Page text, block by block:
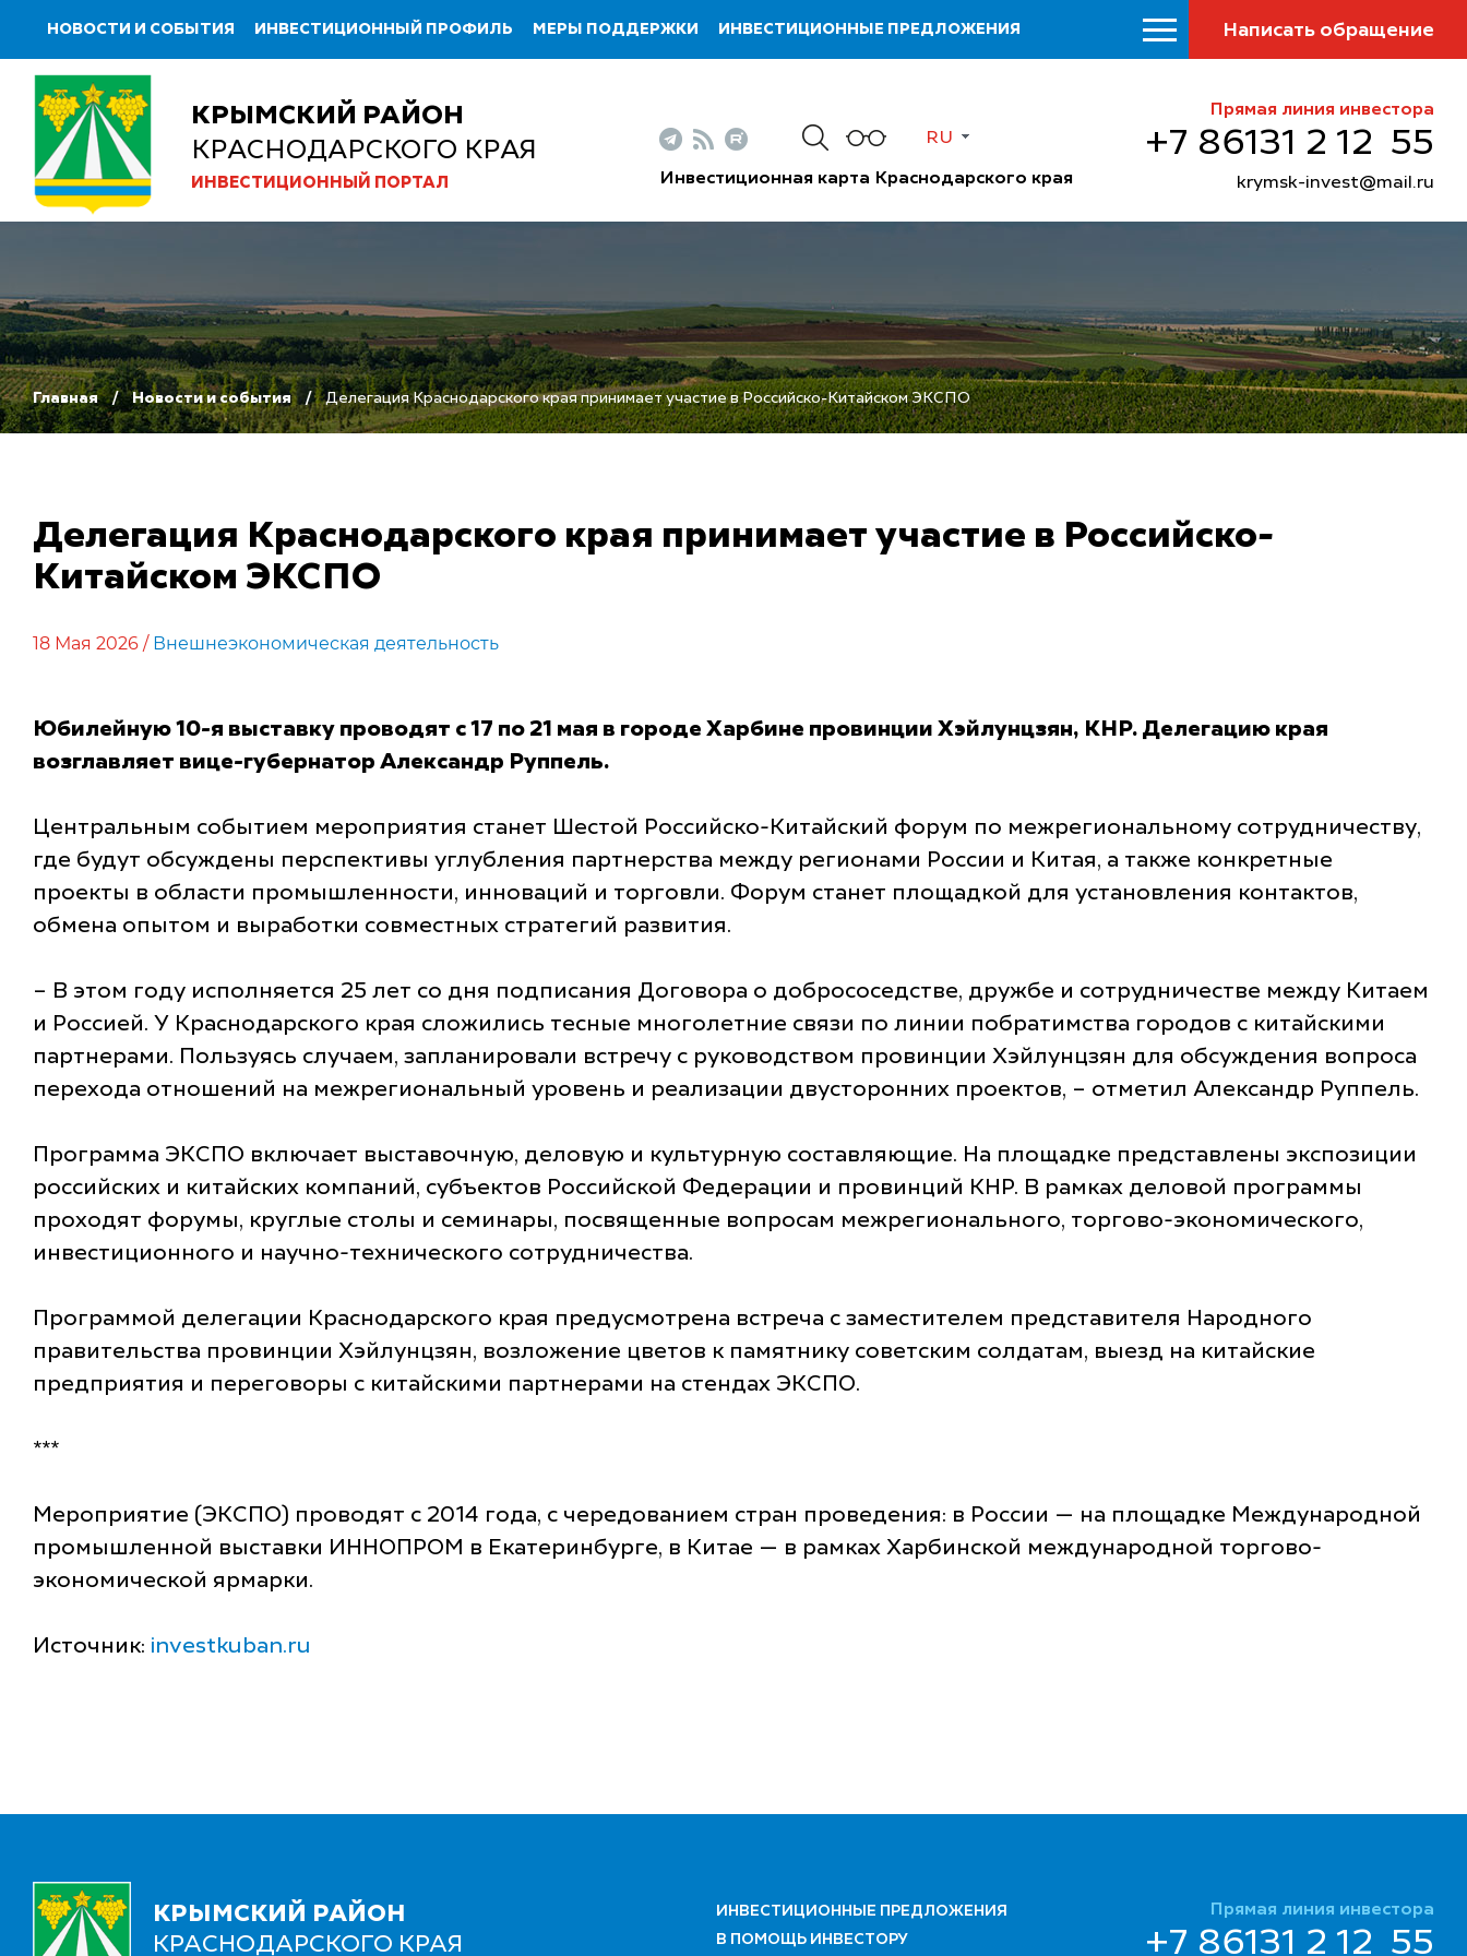
НОВОСТИ И СОБЫТИЯ ИНВЕСТИЦИОННЫЙ ПРОФИЛЬ МЕРЫ ПОДДЕРЖКИ ИНВЕСТИЦИОННЫЕ ПРЕДЛОЖЕНИЯ Написать обращение
КРЫМСКИЙ РАЙОН
КРАСНОДАРСКОГО КРАЯ
ИНВЕСТИЦИОННЫЙ ПОРТАЛ
RU
Инвестиционная карта Краснодарского края
Прямая линия инвестора
+7 86131 2 12 55
krymsk-invest@mail.ru
Главная Новости и события Делегация Краснодарского края принимает участие в Российско-Китайском ЭКСПО
Делегация Краснодарского края принимает участие в Российско-
Китайском ЭКСПО
18 Мая 2026 / Внешнеэкономическая деятельность
Юбилейную 10-я выставку проводят с 17 по 21 мая в городе Харбине провинции Хэйлунцзян, КНР. Делегацию края
возглавляет вице-губернатор Александр Руппель.
Центральным событием мероприятия станет Шестой Российско-Китайский форум по межрегиональному сотрудничеству,
где будут обсуждены перспективы углубления партнерства между регионами России и Китая, а также конкретные
проекты в области промышленности, инноваций и торговли. Форум станет площадкой для установления контактов,
обмена опытом и выработки совместных стратегий развития.
– В этом году исполняется 25 лет со дня подписания Договора о добрососедстве, дружбе и сотрудничестве между Китаем
и Россией. У Краснодарского края сложились тесные многолетние связи по линии побратимства городов с китайскими
партнерами. Пользуясь случаем, запланировали встречу с руководством провинции Хэйлунцзян для обсуждения вопроса
перехода отношений на межрегиональный уровень и реализации двусторонних проектов, – отметил Александр Руппель.
Программа ЭКСПО включает выставочную, деловую и культурную составляющие. На площадке представлены экспозиции
российских и китайских компаний, субъектов Российской Федерации и провинций КНР. В рамках деловой программы
проходят форумы, круглые столы и семинары, посвященные вопросам межрегионального, торгово-экономического,
инвестиционного и научно-технического сотрудничества.
Программой делегации Краснодарского края предусмотрена встреча с заместителем представителя Народного
правительства провинции Хэйлунцзян, возложение цветов к памятнику советским солдатам, выезд на китайские
предприятия и переговоры с китайскими партнерами на стендах ЭКСПО.
***
Мероприятие (ЭКСПО) проводят с 2014 года, с чередованием стран проведения: в России — на площадке Международной
промышленной выставки ИННОПРОМ в Екатеринбурге, в Китае — в рамках Харбинской международной торгово-
экономической ярмарки.
Источник: investkuban.ru
КРЫМСКИЙ РАЙОН
КРАСНОДАРСКОГО КРАЯ
ИНВЕСТИЦИОННЫЕ ПРЕДЛОЖЕНИЯ
В ПОМОЩЬ ИНВЕСТОРУ
Прямая линия инвестора
+7 86131 2 12 55